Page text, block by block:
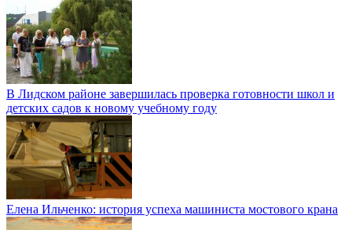
В Лидском районе завершилась проверка готовности школ и
детских садов к новому учебному году
Елена Ильченко: история успеха машиниста мостового крана